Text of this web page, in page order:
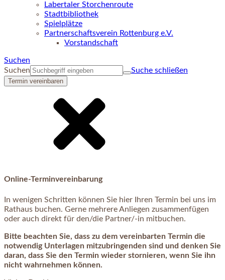
Labertaler Storchenroute
Stadtbibliothek
Spielplätze
Partnerschaftsverein Rottenburg e.V.
Vorstandschaft
Suchen
Suchen
Suche schließen
Termin vereinbaren
Online-Terminvereinbarung
In wenigen Schritten können Sie hier Ihren Termin bei uns im
Rathaus buchen. Gerne mehrere Anliegen zusammenfügen
oder auch direkt für den/die Partner/-in mitbuchen.
Bitte beachten Sie, dass zu dem vereinbarten Termin die
notwendig Unterlagen mitzubringenden sind und denken Sie
daran, dass Sie den Termin wieder stornieren, wenn Sie ihn
nicht wahrnehmen können.